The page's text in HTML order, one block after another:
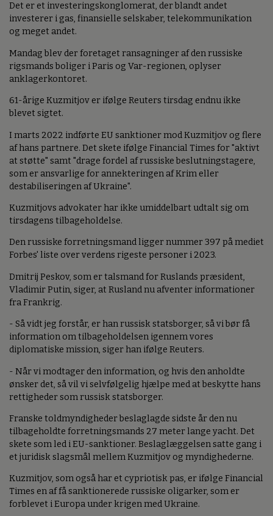
Det er et investeringskonglomerat, der blandt andet
investerer i gas, finansielle selskaber, telekommunikation
og meget andet.
Mandag blev der foretaget ransagninger af den russiske
rigsmands boliger i Paris og Var-regionen, oplyser
anklagerkontoret.
61-årige Kuzmitjov er ifølge Reuters tirsdag endnu ikke
blevet sigtet.
I marts 2022 indførte EU sanktioner mod Kuzmitjov og flere
af hans partnere. Det skete ifølge Financial Times for "aktivt
at støtte" samt "drage fordel af russiske beslutningstagere,
som er ansvarlige for annekteringen af Krim eller
destabiliseringen af Ukraine".
Kuzmitjovs advokater har ikke umiddelbart udtalt sig om
tirsdagens tilbageholdelse.
Den russiske forretningsmand ligger nummer 397 på mediet
Forbes' liste over verdens rigeste personer i 2023.
Dmitrij Peskov, som er talsmand for Ruslands præsident,
Vladimir Putin, siger, at Rusland nu afventer informationer
fra Frankrig.
- Så vidt jeg forstår, er han russisk statsborger, så vi bør få
information om tilbageholdelsen igennem vores
diplomatiske mission, siger han ifølge Reuters.
- Når vi modtager den information, og hvis den anholdte
ønsker det, så vil vi selvfølgelig hjælpe med at beskytte hans
rettigheder som russisk statsborger.
Franske toldmyndigheder beslaglagde sidste år den nu
tilbageholdte forretningsmands 27 meter lange yacht. Det
skete som led i EU-sanktioner. Beslaglæggelsen satte gang i
et juridisk slagsmål mellem Kuzmitjov og myndighederne.
Kuzmitjov, som også har et cypriotisk pas, er ifølge Financial
Times en af få sanktionerede russiske oligarker, som er
forblevet i Europa under krigen med Ukraine.